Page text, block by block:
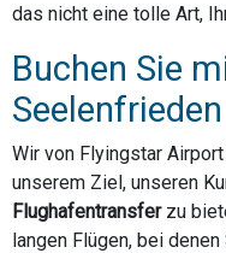
das nicht eine tolle Art,
Buchen Sie
Seelenfrieden
Wir von Flyingstar
unserem Ziel, unseren
Flughafentransferzu
langen Flügen, bei